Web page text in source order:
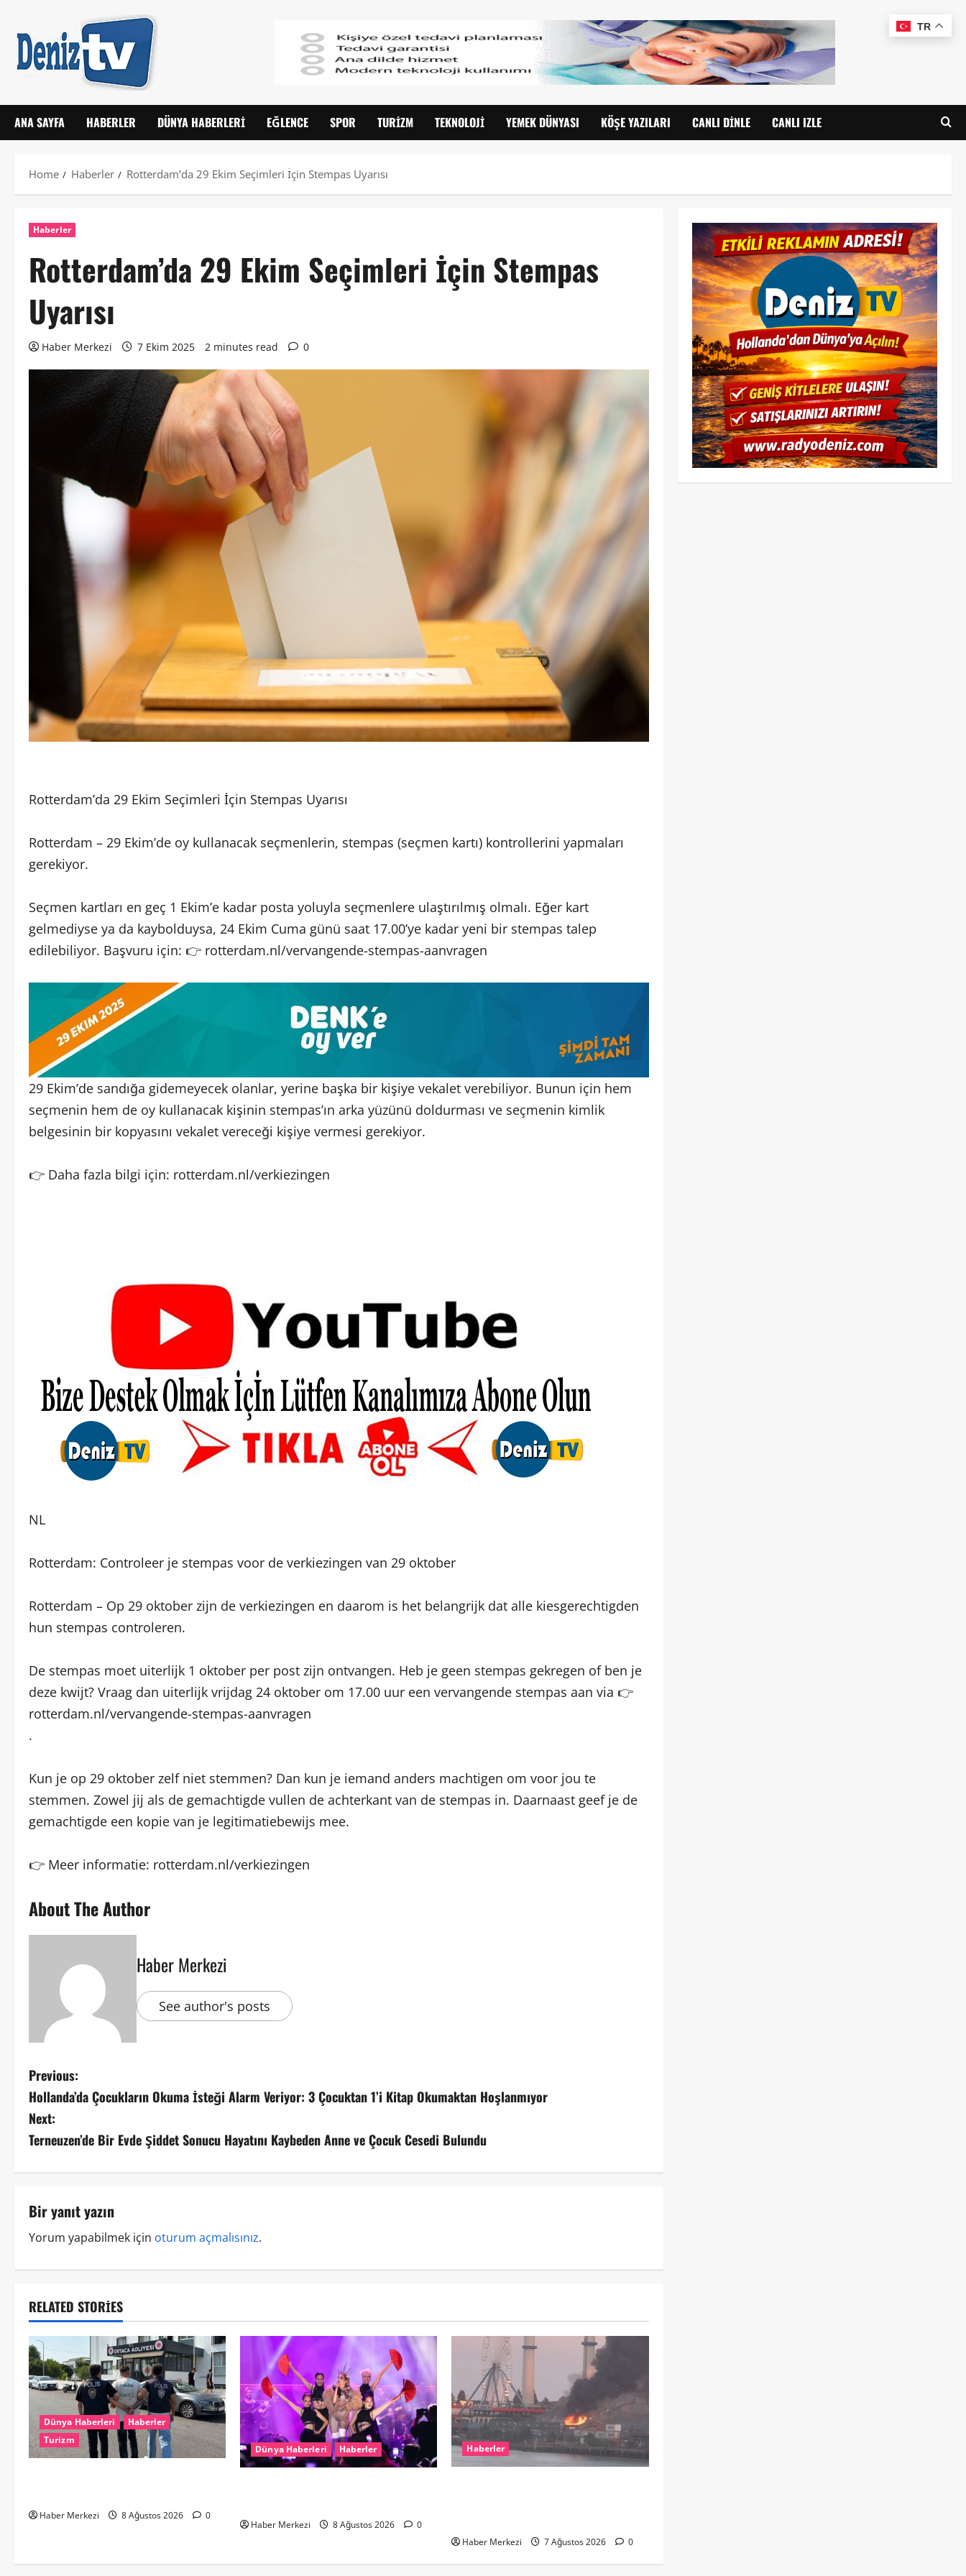
ANA SAYFA HABERLER DÜNYA HABERLERI EĞLENCE SPOR TURIZM TEKNOLOJI YEMEK DÜNYASI KÖŞE YAZILARI CANLI DINLE CANLI IZLE
Home Haberler Rotterdam’da 29 Ekim Seçimleri İçin Stempas Uyarısı
Haberler
Rotterdam’da 29 Ekim Seçimleri İçin Stempas
Uyarısı
Haber Merkezi 7 Ekim 2025 2 minutes read 0
Rotterdam’da 29 Ekim Seçimleri İçin Stempas Uyarısı
Rotterdam – 29 Ekim’de oy kullanacak seçmenlerin, stempas (seçmen kartı) kontrollerini yapmaları
gerekiyor.
Seçmen kartları en geç 1 Ekim’e kadar posta yoluyla seçmenlere ulaştırılmış olmalı. Eğer kart
gelmediyse ya da kaybolduysa, 24 Ekim Cuma günü saat 17.00’ye kadar yeni bir stempas talep
edilebiliyor. Başvuru için: 👉 rotterdam.nl/vervangende-stempas-aanvragen
29 Ekim’de sandığa gidemeyecek olanlar, yerine başka bir kişiye vekalet verebiliyor. Bunun için hem
seçmenin hem de oy kullanacak kişinin stempas’ın arka yüzünü doldurması ve seçmenin kimlik
belgesinin bir kopyasını vekalet vereceği kişiye vermesi gerekiyor.
👉 Daha fazla bilgi için: rotterdam.nl/verkiezingen
NL
Rotterdam: Controleer je stempas voor de verkiezingen van 29 oktober
Rotterdam – Op 29 oktober zijn de verkiezingen en daarom is het belangrijk dat alle kiesgerechtigden
hun stempas controleren.
De stempas moet uiterlijk 1 oktober per post zijn ontvangen. Heb je geen stempas gekregen of ben je
deze kwijt? Vraag dan uiterlijk vrijdag 24 oktober om 17.00 uur een vervangende stempas aan via 👉
rotterdam.nl/vervangende-stempas-aanvragen
.
Kun je op 29 oktober zelf niet stemmen? Dan kun je iemand anders machtigen om voor jou te
stemmen. Zowel jij als de gemachtigde vullen de achterkant van de stempas in. Daarnaast geef je de
gemachtigde een kopie van je legitimatiebewijs mee.
👉 Meer informatie: rotterdam.nl/verkiezingen
About The Author
Haber Merkezi
See author's posts
Previous:
Hollanda’da Çocukların Okuma İsteği Alarm Veriyor: 3 Çocuktan 1’i Kitap Okumaktan Hoşlanmıyor
Next:
Terneuzen’de Bir Evde Şiddet Sonucu Hayatını Kaybeden Anne ve Çocuk Cesedi Bulundu
Bir yanıt yazın
Yorum yapabilmek için oturum açmalısınız.
RELATED STORIES
Dünya Haberleri
Haberler
Turizm
Haber Merkezi 8 Ağustos 2026 0
Dünya Haberleri Haberler
Haber Merkezi 8 Ağustos 2026 0
Haberler
Haber Merkezi 7 Ağustos 2026 0
TR